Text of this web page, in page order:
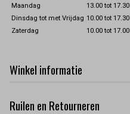
Maandag
13.00 tot 17.30
Dinsdag tot met Vrijdag 10.00 tot 17.30
Zaterdag
10.00 tot 17.00
Winkel informatie
Ruilen en Retourneren